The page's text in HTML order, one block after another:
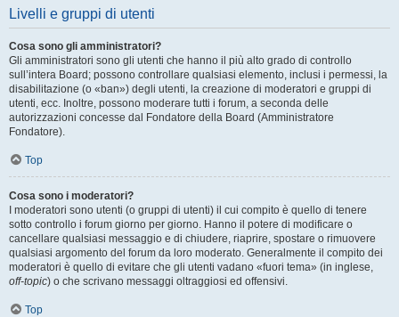
Livelli e gruppi di utenti
Cosa sono gli amministratori?
Gli amministratori sono gli utenti che hanno il più alto grado di controllo
sull’intera Board; possono controllare qualsiasi elemento, inclusi i permessi, la
disabilitazione (o «ban») degli utenti, la creazione di moderatori e gruppi di
utenti, ecc. Inoltre, possono moderare tutti i forum, a seconda delle
autorizzazioni concesse dal Fondatore della Board (Amministratore
Fondatore).
Top
Cosa sono i moderatori?
I moderatori sono utenti (o gruppi di utenti) il cui compito è quello di tenere
sotto controllo i forum giorno per giorno. Hanno il potere di modificare o
cancellare qualsiasi messaggio e di chiudere, riaprire, spostare o rimuovere
qualsiasi argomento del forum da loro moderato. Generalmente il compito dei
moderatori è quello di evitare che gli utenti vadano «fuori tema» (in inglese,
off-topic) o che scrivano messaggi oltraggiosi ed offensivi.
Top